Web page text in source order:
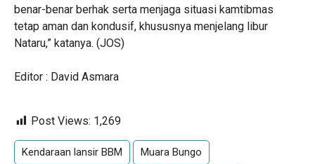
benar-benar berhak serta menjaga situasi kamtibmas
tetap aman dan kondusif, khususnya menjelang libur
Nataru,” katanya. (JOS)
Editor : David Asmara
Post Views: 1,269
Kendaraan lansir BBM Muara Bungo